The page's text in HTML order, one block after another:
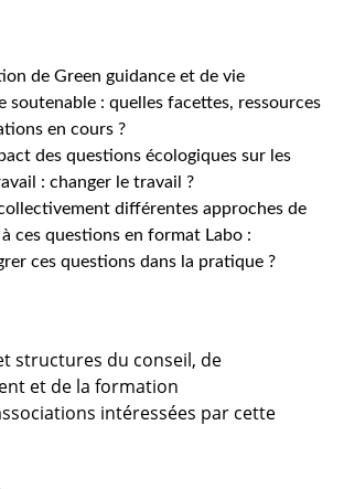
de Green guidance et de vie
soutenable : quelles facettes, ressources
en cours ?
des questions écologiques sur les
: changer le travail ?
différentes approches de
ces questions en format Labo :
ces questions dans la pratique ?
structures du conseil, de
et de la formation
intéressées par cette